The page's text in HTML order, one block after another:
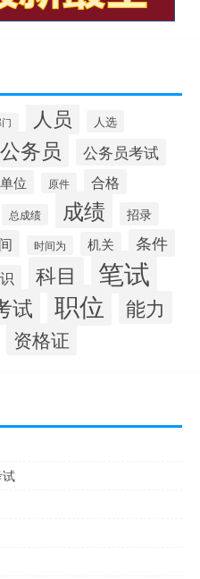
人员 人选
公务员 公务员考试
单位 原件 合格
总成绩 成绩 招录
时间为 机关 条件
科目 笔试
试 职位 能力
资格证